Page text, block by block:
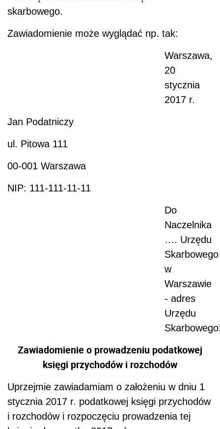
skarbowego.
Zawiadomienie może wyglądać np. tak:
Warszawa,
20
stycznia
2017 r.
Jan Podatniczy
ul. Pitowa 111
00-001 Warszawa
NIP: 111-111-11-11
Do
Naczelnika
…. Urzędu
Skarbowego
w
Warszawie
- adres
Urzędu
Zawiadomienie o prowadzeniu podatkowej
księgi przychodów i rozchodów
Uprzejmie zawiadamiam o założeniu w dniu 1
stycznia 2017 r. podatkowej księgi przychodów
i rozchodów i rozpoczęciu prowadzenia tej